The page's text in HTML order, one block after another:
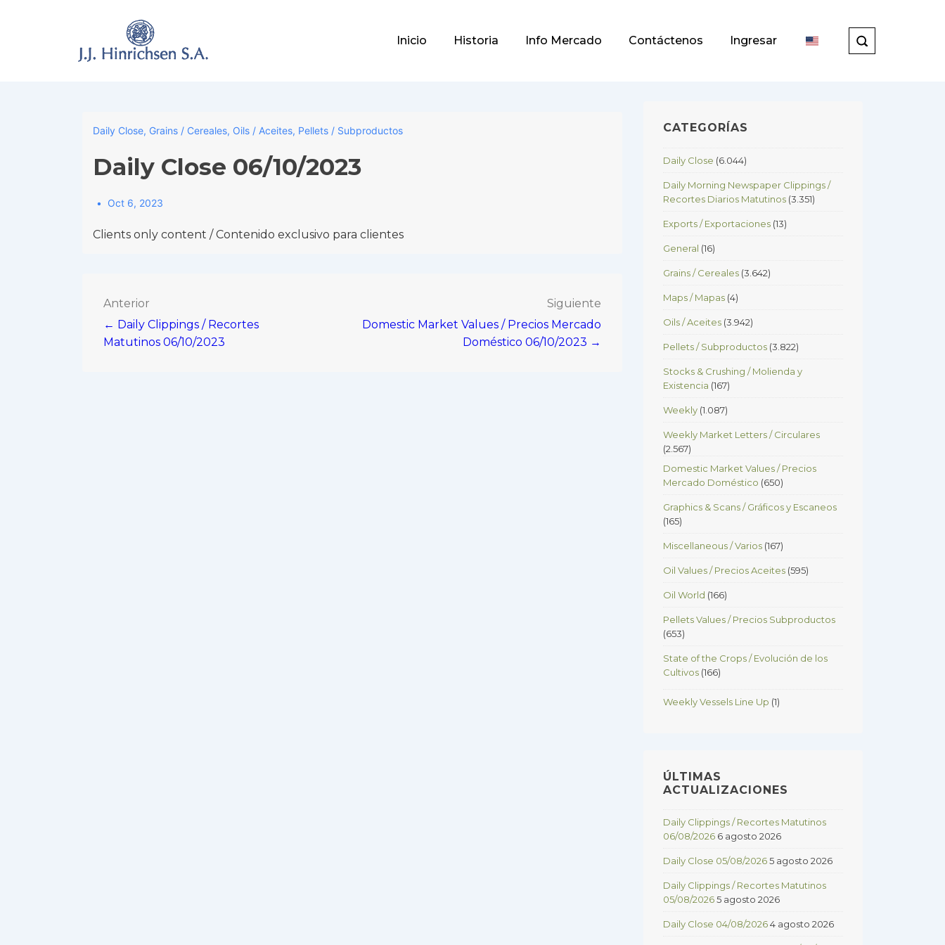
Main
Inicio Historia Info Mercado Contáctenos Ingresar
Daily Close, Grains / Cereales, Oils / Aceites, Pellets / Subproductos
Daily Close 06/10/2023
Oct 6, 2023
Clients only content / Contenido exclusivo para clientes
Navegación
de
Anterior
← Daily Clippings / Recortes
Matutinos 06/10/2023
Siguiente
Domestic Market Values / Precios Mercado
Doméstico 06/10/2023 →
CATEGORÍAS
Daily Close (6.044)
Daily Morning Newspaper Clippings /
Recortes Diarios Matutinos (3.351)
Exports / Exportaciones (13)
General (16)
Grains / Cereales (3.642)
Maps / Mapas (4)
Oils / Aceites (3.942)
Pellets / Subproductos (3.822)
Stocks & Crushing / Molienda y
Existencia (167)
Weekly (1.087)
Weekly Market Letters / Circulares
(2.567)
Domestic Market Values / Precios
Mercado Doméstico (650)
Graphics & Scans / Gráficos y Escaneos
(165)
Miscellaneous / Varios (167)
Oil Values / Precios Aceites (595)
Oil World (166)
Pellets Values / Precios Subproductos
(653)
State of the Crops / Evolución de los
Cultivos (166)
Weekly Vessels Line Up (1)
ÚLTIMAS
ACTUALIZACIONES
Daily Clippings / Recortes Matutinos
06/08/2026 6 agosto 2026
Daily Close 05/08/20265 agosto 2026
Daily Clippings / Recortes Matutinos
05/08/20265 agosto 2026
Daily Close 04/08/20264 agosto 2026